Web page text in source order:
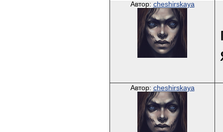
Автор: cheshirskaya
Автор: cheshirskaya